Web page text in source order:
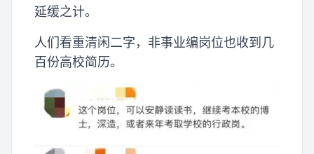
延缓之计。
人们看重清闲二字，非事业编岗位也收到几
百份高校简历。